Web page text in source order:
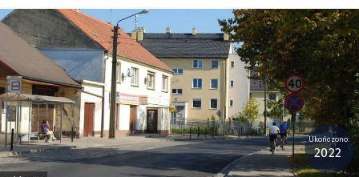
Kliknij, aby powiększyć
Ukończono:
2022